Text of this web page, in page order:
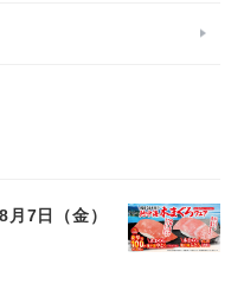
月7日（金）